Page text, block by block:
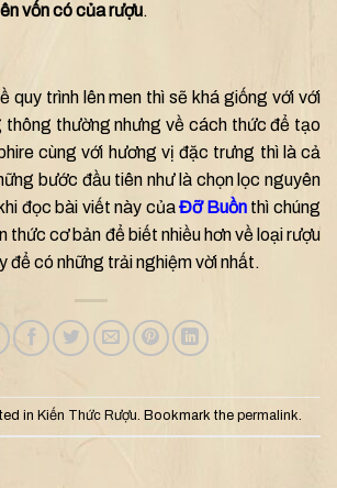
vốn có của rượu.
quy trình lên men thì sẽ khá giống với với
thông thường nhưng về cách thức để tạo
cùng với hương vị đặc trưng thì là cả
bước đầu tiên như là chọn lọc nguyên
đọc bài viết này củaĐỡ Buồnthì chúng
thức cơ bản để biết nhiều hơn về loại rượu
để có những trải nghiệm vời nhất.
in Kiến Thức Rượu. Bookmark the permalink.